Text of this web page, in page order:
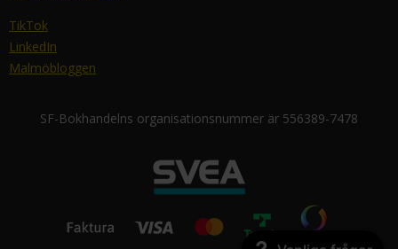
TikTok
LinkedIn
Malmöbloggen
SF-Bokhandelns organisationsnummer är 556389-7478